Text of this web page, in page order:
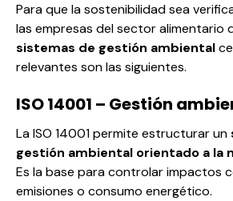
Para que la sostenibilidad sea
las empresas del sector alimentario
sistemas de gestión ambiental
relevantes son las siguientes.
ISO 14001 – Gestión
LaISO 14001permite estructurar un
gestión ambiental orientado a la
Es la base para controlar impactos
emisiones o consumo energético.